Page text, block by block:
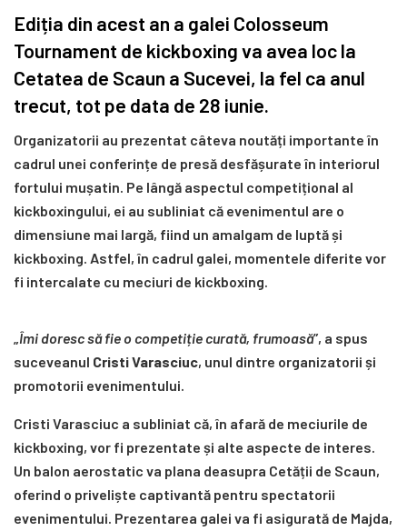
Ediția din acest an a galei Colosseum
Tournament de kickboxing va avea loc la
Cetatea de Scaun a Sucevei, la fel ca anul
trecut, tot pe data de 28 iunie.
Organizatorii au prezentat câteva noutăți importante în
cadrul unei conferințe de presă desfășurate în interiorul
fortului mușatin. Pe lângă aspectul competițional al
kickboxingului, ei au subliniat că evenimentul are o
dimensiune mai largă, fiind un amalgam de luptă și
kickboxing. Astfel, în cadrul galei, momentele diferite vor
fi intercalate cu meciuri de kickboxing.
Îmi doresc să fie o competiție curată, frumoasă”, a spus
suceveanul Cristi Varasciuc, unul dintre organizatorii și
promotorii evenimentului.
Cristi Varasciuc a subliniat că, în afară de meciurile de
kickboxing, vor fi prezentate și alte aspecte de interes.
Un balon aerostatic va plana deasupra Cetății de Scaun,
oferind o priveliște captivantă pentru spectatorii
evenimentului. Prezentarea galei va fi asigurată de Majda,